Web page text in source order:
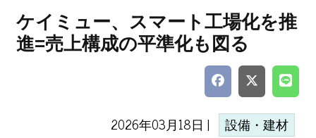
ケイミュー、スマート工場化を推
進=売上構成の平準化も図る
2026年03月18日 | 設備・建材